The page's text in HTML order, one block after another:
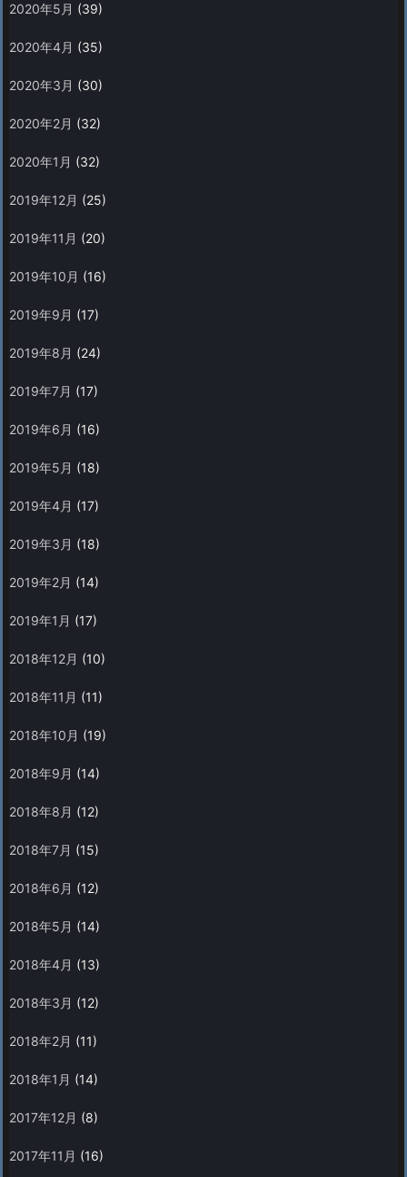
2020年5月 (39)
2020年4月 (35)
2020年3月 (30)
2020年2月 (32)
2020年1月 (32)
2019年12月 (25)
2019年11月 (20)
2019年10月 (16)
2019年9月 (17)
2019年8月 (24)
2019年7月 (17)
2019年6月 (16)
2019年5月 (18)
2019年4月 (17)
2019年3月 (18)
2019年2月 (14)
2019年1月 (17)
2018年12月 (10)
2018年11月 (11)
2018年10月 (19)
2018年9月 (14)
2018年8月 (12)
2018年7月 (15)
2018年6月 (12)
2018年5月 (14)
2018年4月 (13)
2018年3月 (12)
2018年2月 (11)
2018年1月 (14)
2017年12月 (8)
2017年11月 (16)